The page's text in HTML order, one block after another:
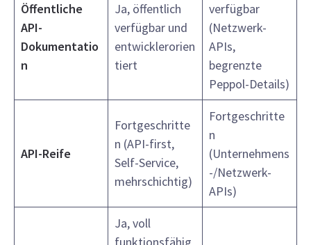
Öffentliche
API-
Dokumentatio
n
Ja, öffentlich
verfügbar und
entwicklerorien
tiert
verfügbar
(Netzwerk-
APIs,
begrenzte
Peppol-Details)
API-Reife
Fortgeschritte
n (API-first,
Self-Service,
mehrschichtig)
Fortgeschritte
n
(Unternehmens
-/Netzwerk-
APIs)
Ja, voll